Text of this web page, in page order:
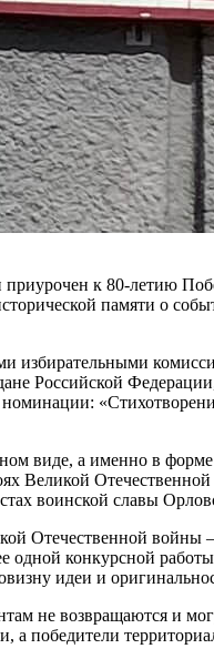
к 80-летию
памяти о
Российской
номинации:
виде, а именно в
Великой
воинской славы
Отечественной
одной конкурсной
идеи и
не возвращаются и
победители